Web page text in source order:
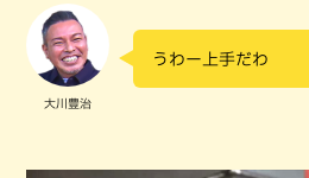
大川豊治
うわー上手だわ